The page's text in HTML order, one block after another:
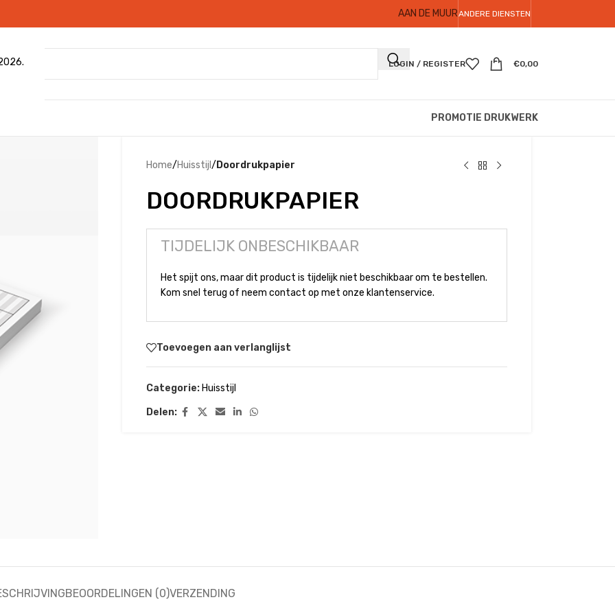
AAN DE MUURANDERE DIENSTEN
LOGIN / REGISTER €0,00
PROMOTIE DRUKWERK
Home/Huisstijl / Doordrukpapier
DOORDRUKPAPIER
TIJDELIJK ONBESCHIKBAAR
Het spijt ons, maar dit product is tijdelijk niet beschikbaar om te bestellen.
Kom snel terug of neem contact op met onze klantenservice.
Toevoegen aan verlanglijst
Categorie: Huisstijl
Delen:
BEOORDELINGEN (0)VERZENDING